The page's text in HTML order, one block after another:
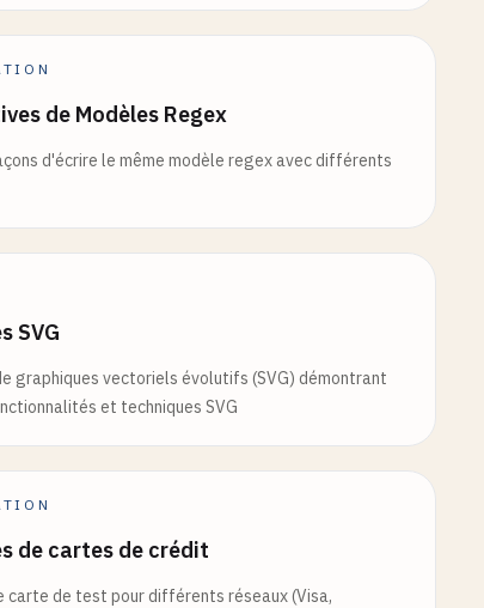
de Modèles Regex
d'écrire le même modèle regex avec différents
SVG
graphiques vectoriels évolutifs (SVG) démontrant
et techniques SVG
de cartes de crédit
carte de test pour différents réseaux (Visa,